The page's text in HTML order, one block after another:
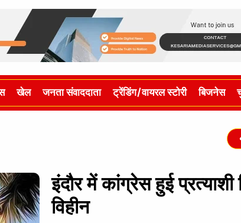
खेल जनता संवाददाता ट्रेंडिंग/वायरल स्टोरी बिजनेस
इंदौर में कांग्रेस हुई
विहीन